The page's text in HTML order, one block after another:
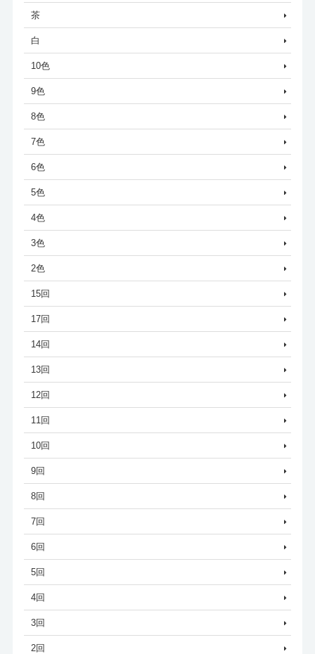
茶
白
10色
9色
8色
7色
6色
5色
4色
3色
2色
15回
17回
14回
13回
12回
11回
10回
9回
8回
7回
6回
5回
4回
3回
2回